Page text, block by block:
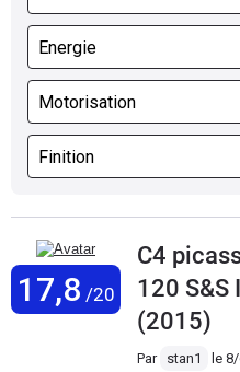
17,8 /20
C4
120 S&S
(2015)
Par stan1 le 8/